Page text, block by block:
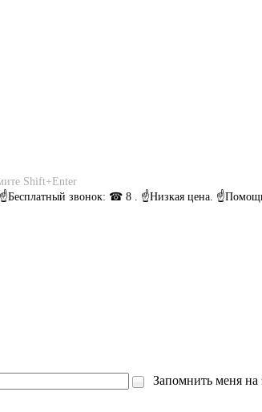
Shift+Enter
☝Бесплатный звонок: ☎ 8 . ☝Низкая цена.
Запомнить меня